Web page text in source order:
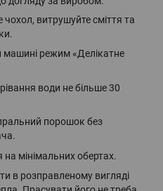
витрушуйте сміття та
машині режим «Делікатне
води не більше 30
порошок без
мінімальних обертах.
в розправленому вигляді